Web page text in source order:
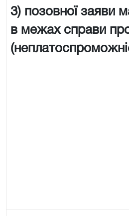
3) позовної заяви
в межах справи